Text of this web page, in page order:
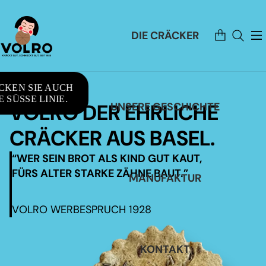
DIE CRÄCKER
UNSERE GESCHICHTE
MANUFAKTUR
KONTAKT
Artikel
im
Warenkorb
SIE AUCH
SÜSSE LINIE.
VOLRO DER EHRLICHE
CRÄCKER AUS BASEL.
“WER SEIN BROT ALS KIND GUT KAUT,
FÜRS ALTER STARKE ZÄHNE BAUT.”
VOLRO WERBESPRUCH 1928